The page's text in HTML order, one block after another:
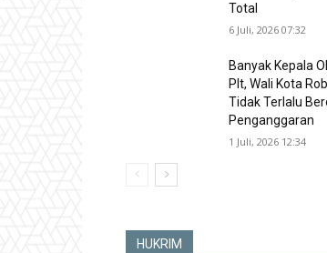
Total
6 Juli, 2026 07:32
Banyak Kepala
Plt, Wali Kota
Tidak Terlalu
Penganggaran
1 Juli, 2026 12:34
HUKRIM